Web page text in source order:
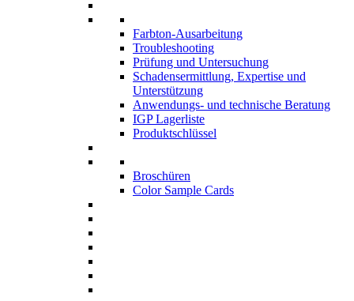
Farbton-Ausarbeitung
Troubleshooting
Prüfung und Untersuchung
Schadensermittlung, Expertise und
Unterstützung
Anwendungs- und technische Beratung
IGP Lagerliste
Produktschlüssel
Broschüren
Color Sample Cards